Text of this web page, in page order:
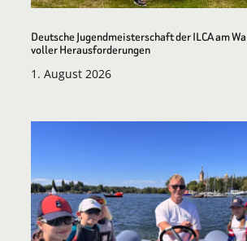
Deutsche Jugendmeisterschaft der ILCA am
voller Herausforderungen
1. August 2026